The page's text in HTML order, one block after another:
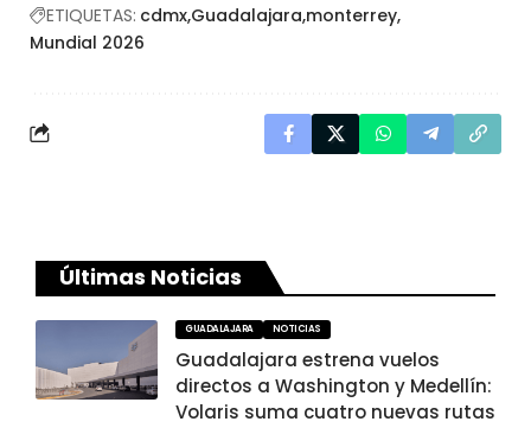
ETIQUETAS: cdmx Guadalajara monterrey
Mundial 2026
Últimas Noticias
GUADALAJARA NOTICIAS
Guadalajara estrena vuelos
directos a Washington y Medellín:
Volaris suma cuatro nuevas rutas